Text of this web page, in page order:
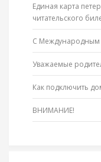
Единая карта
читательского
С Международным
Уважаемые
Как подключить
ВНИМАНИЕ!